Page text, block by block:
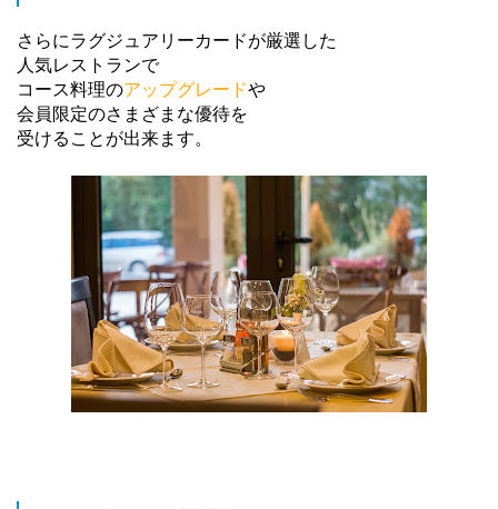
さらにラグジュアリーカードが厳選した
人気レストランで
コース料理のアップグレードや
会員限定のさまざまな優待を
受けることが出来ます。